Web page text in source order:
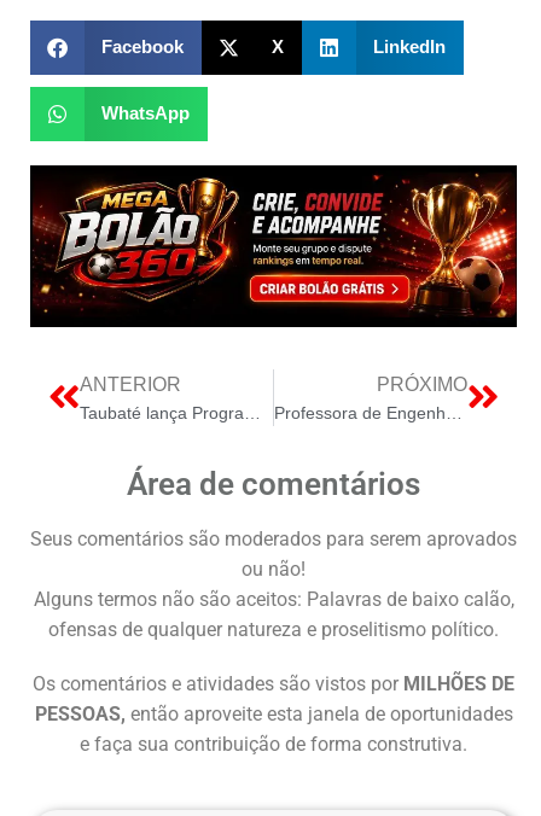
Facebook X LinkedIn
WhatsApp
ANTERIOR
Taubaté lança Programa de Incentivos para impulsionar inovação, geração de empregos e desenvolvimento sustentável
PRÓXIMO
Professora de Engenharia Elétrica da FEI orienta sobre a abertura do mercado de energia no Brasil
Área de comentários
Seus comentários são moderados para serem aprovados
ou não!
Alguns termos não são aceitos: Palavras de baixo calão,
ofensas de qualquer natureza e proselitismo político.
Os comentários e atividades são vistos por MILHÕES DE
PESSOAS, então aproveite esta janela de oportunidades
e faça sua contribuição de forma construtiva.